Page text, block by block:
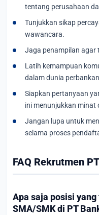
tentang perusahaan
Tunjukkan sikap
wawancara.
Jaga penampilan agar
Latih kemampuan
dalam dunia
Siapkan pertanyaan
ini menunjukkan minat
Jangan lupa untuk
selama proses
FAQ Rekrutmen
Apa saja posisi
SMA/SMK di PT